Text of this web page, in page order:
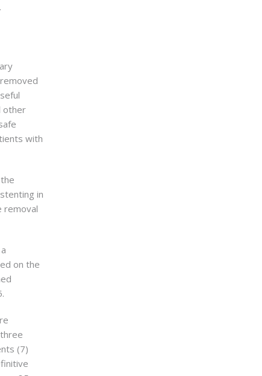
other
with
in
removal
a
on the
(7)